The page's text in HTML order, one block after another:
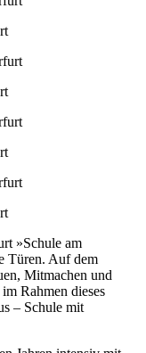
»Schule am
Türen. Auf dem
Mitmachen und
Rahmen dieses
– Schule mit